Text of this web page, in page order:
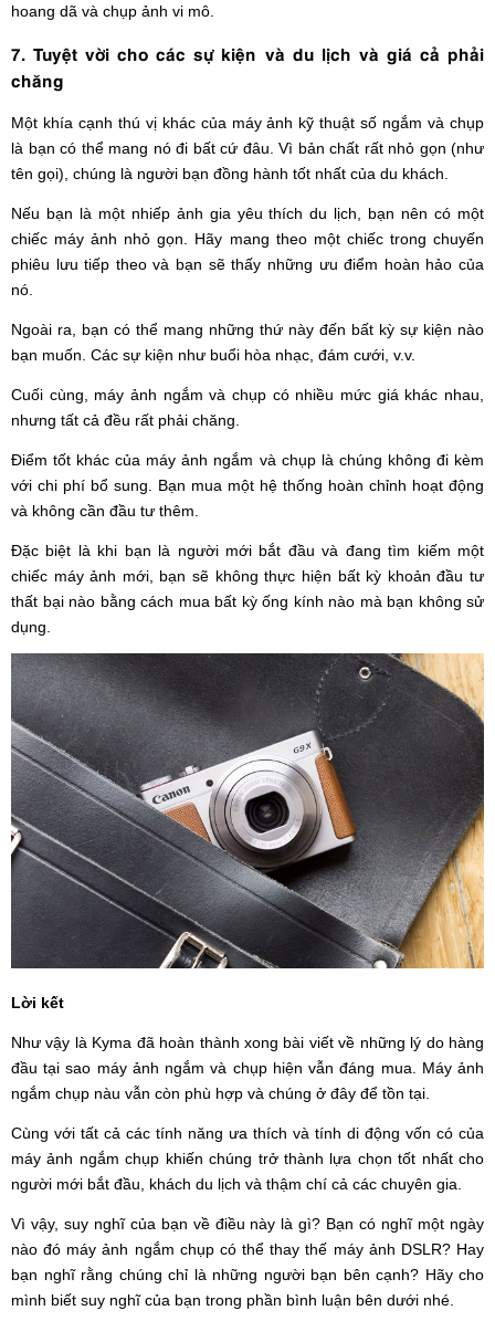
hoang dã và chụp ảnh vi mô.
7. Tuyệt vời cho các sự kiện và du lịch và giá cả phải
chăng
Một khía cạnh thú vị khác của máy ảnh kỹ thuật số ngắm và chụp
là bạn có thể mang nó đi bất cứ đâu. Vì bản chất rất nhỏ gọn (như
tên gọi), chúng là người bạn đồng hành tốt nhất của du khách.
Nếu bạn là một nhiếp ảnh gia yêu thích du lịch, bạn nên có một
chiếc máy ảnh nhỏ gọn. Hãy mang theo một chiếc trong chuyến
phiêu lưu tiếp theo và bạn sẽ thấy những ưu điểm hoàn hảo của
nó.
Ngoài ra, bạn có thể mang những thứ này đến bất kỳ sự kiện nào
bạn muốn. Các sự kiện như buổi hòa nhạc, đám cưới, v.v.
Cuối cùng, máy ảnh ngắm và chụp có nhiều mức giá khác nhau,
nhưng tất cả đều rất phải chăng.
Điểm tốt khác của máy ảnh ngắm và chụp là chúng không đi kèm
với chi phí bổ sung. Bạn mua một hệ thống hoàn chỉnh hoạt động
và không cần đầu tư thêm.
Đặc biệt là khi bạn là người mới bắt đầu và đang tìm kiếm một
chiếc máy ảnh mới, bạn sẽ không thực hiện bất kỳ khoản đầu tư
thất bại nào bằng cách mua bất kỳ ống kính nào mà bạn không sử
dụng.
Lời kết
Như vậy là Kyma đã hoàn thành xong bài viết về những lý do hàng
đầu tại sao máy ảnh ngắm và chụp hiện vẫn đáng mua. Máy ảnh
ngắm chụp nàu vẫn còn phù hợp và chúng ở đây để tồn tại.
Cùng với tất cả các tính năng ưa thích và tính di động vốn có của
máy ảnh ngắm chụp khiến chúng trở thành lựa chọn tốt nhất cho
người mới bắt đầu, khách du lịch và thậm chí cả các chuyên gia.
Vì vậy, suy nghĩ của bạn về điều này là gì? Bạn có nghĩ một ngày
nào đó máy ảnh ngắm chụp có thể thay thế máy ảnh DSLR? Hay
bạn nghĩ rằng chúng chỉ là những người bạn bên cạnh? Hãy cho
mình biết suy nghĩ của bạn trong phần bình luận bên dưới nhé.